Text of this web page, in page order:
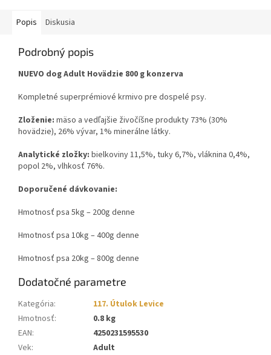
Popis Diskusia
Podrobný popis
NUEVO dog Adult Hovädzie 800 g konzerva
Kompletné superprémiové krmivo pre dospelé psy.
Zloženie: mäso a vedľajšie živočíšne produkty 73% (30%
hovädzie), 26% vývar, 1% minerálne látky.
Analytické zložky: bielkoviny 11,5%, tuky 6,7%, vláknina 0,4%,
popol 2%, vlhkosť 76%.
Doporučené dávkovanie:
Hmotnosť psa 5kg – 200g denne
Hmotnosť psa 10kg – 400g denne
Hmotnosť psa 20kg – 800g denne
Dodatočné parametre
Kategória:
117. Útulok Levice
Hmotnosť:
0.8 kg
EAN:
4250231595530
Vek:
Adult